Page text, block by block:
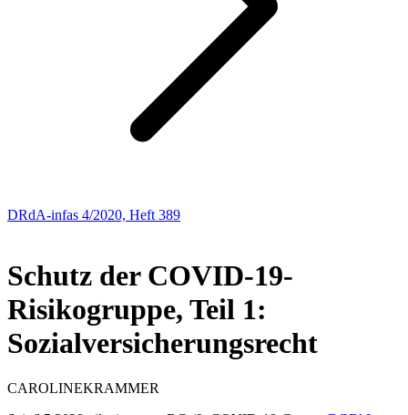
DRdA-infas 4/2020, Heft 389
Schutz der COVID-19-
Risikogruppe, Teil 1:
Sozialversicherungsrecht
CAROLINEKRAMMER